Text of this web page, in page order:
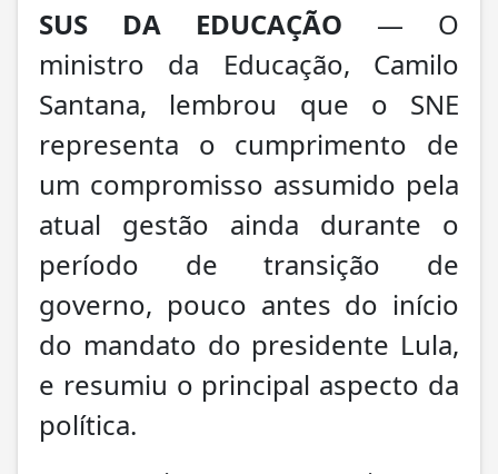
SUS DA EDUCAÇÃO — O
ministro da Educação, Camilo
Santana, lembrou que o SNE
representa o cumprimento de
um compromisso assumido pela
atual gestão ainda durante o
período de transição de
governo, pouco antes do início
do mandato do presidente Lula,
e resumiu o principal aspecto da
política.